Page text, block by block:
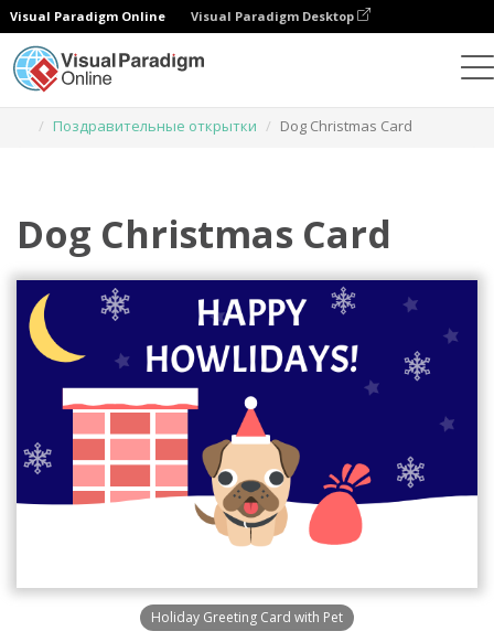
Visual Paradigm Online Visual Paradigm Desktop
Поздравительные открытки
Dog Christmas Card
Dog Christmas Card
Holiday Greeting Card with Pet